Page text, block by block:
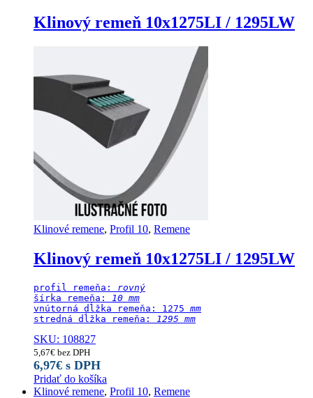
Klinový remeň 10x1275LI / 1295LW
Klinové remene, Profil 10, Remene
Klinový remeň 10x1275LI / 1295LW
profil remeňa: rovný
šírka remeňa:
10 mm
vnútorná dĺžka remeňa: 1275 mm
stredná dĺžka remeňa:
1295 mm
SKU: 108827
5,67€ bez DPH
6,97€ s DPH
Pridať do košíka
Klinové remene, Profil 10, Remene